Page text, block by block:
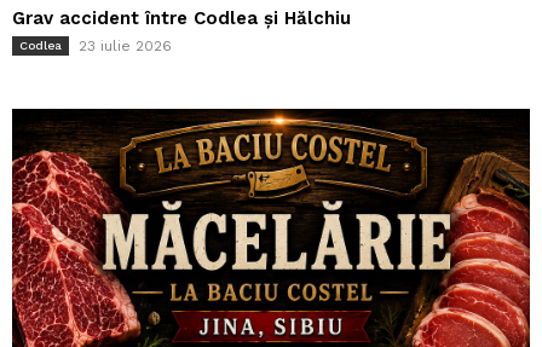
Grav accident între Codlea și Hălchiu
Codlea 23 iulie 2026